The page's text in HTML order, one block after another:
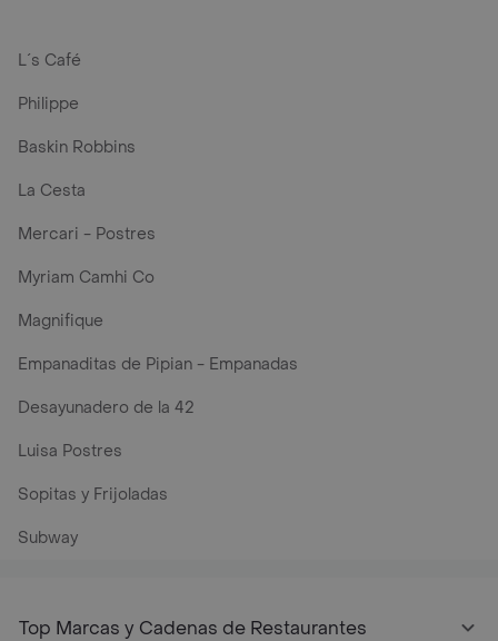
L´s Café
Philippe
Baskin Robbins
La Cesta
Mercari - Postres
Myriam Camhi Co
Magnifique
Empanaditas de Pipian - Empanadas
Desayunadero de la 42
Luisa Postres
Sopitas y Frijoladas
Subway
Top Marcas y Cadenas de Restaurantes